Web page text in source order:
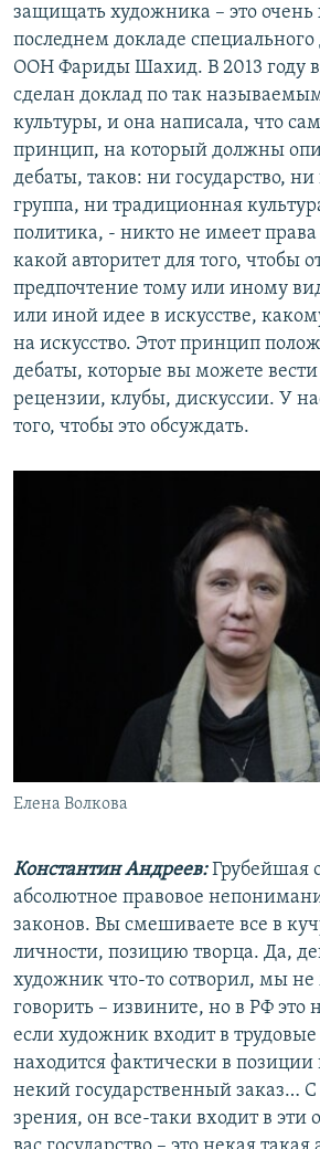
защищать художника – это очень
последнем докладе
ООН Фариды Шахид. В 2013 году
сделан доклад по так
культуры, и она написала, что
принцип, на который должны
дебаты, таков: ни государство,
группа, ни традиционная
политика, - никто не имеет права
какой авторитет для того, чтобы
предпочтение тому или иному
или иной идее в искусстве,
на искусство. Этот принцип
дебаты, которые вы можете
рецензии, клубы, дискуссии. У
того, чтобы это обсуждать.
Елена Волкова
Константин Андреев:Грубейшая
абсолютное правовое
законов. Вы смешиваете все в
личности, позицию творца. Да,
художник что-то сотворил, мы
говорить – извините, но в РФ
если художник входит в
находится фактически в
некий государственный заказ…
зрения, он все-таки входит в